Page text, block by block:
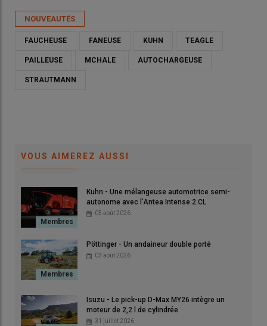
NOUVEAUTÉS
FAUCHEUSE FANEUSE KUHN TEAGLE
PAILLEUSE MCHALE AUTOCHARGEUSE
STRAUTMANN
VOUS AIMEREZ AUSSI
Kuhn - Une mélangeuse automotrice semi-
autonome avec l’Antea Intense 2.CL
05 août 2026
Pöttinger - Un andaineur double porté
03 août 2026
Isuzu - Le pick-up D-Max MY26 intègre un
moteur de 2,2 l de cylindrée
31 juillet 2026